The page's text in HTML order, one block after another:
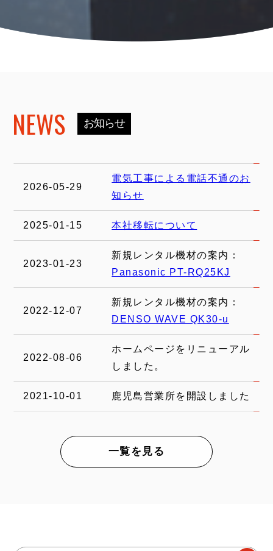
NEWS お知らせ
2026-05-29
電気工事による電話不通のお
知らせ
2025-01-15 本社移転について
2023-01-23
新規レンタル機材の案内：
Panasonic PT-RQ25KJ
2022-12-07
新規レンタル機材の案内：
DENSO WAVE QK30-u
2022-08-06
ホームページをリニューアル
しました。
2021-10-01 鹿児島営業所を開設しました
一覧を見る